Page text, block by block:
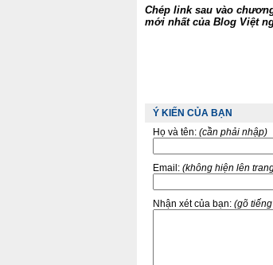
Chép link sau vào
mới nhất của Blog Việt
Ý KIẾN CỦA BẠN
Họ và tên: (cần phải nhập)
Email: (không hiện lên
Nhận xét của bạn: (gõ